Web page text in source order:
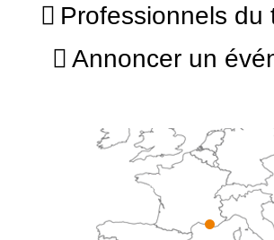
Professionnels du
Annoncer un